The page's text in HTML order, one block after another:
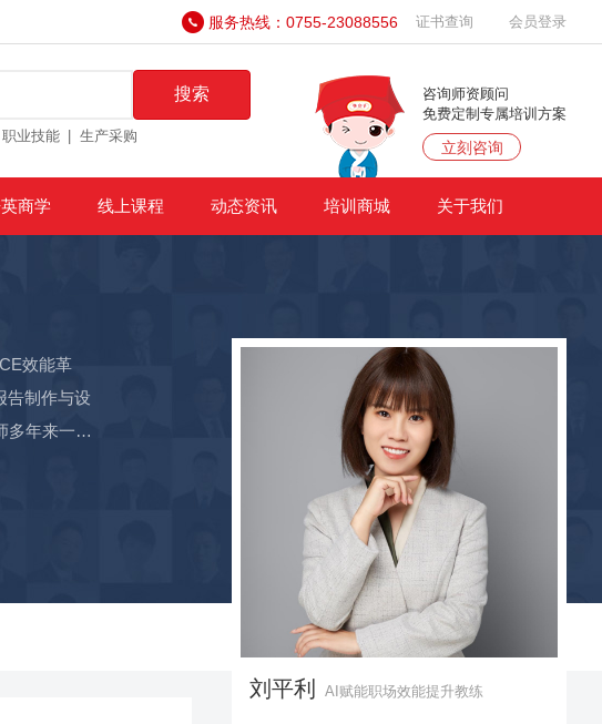
服务热线：0755-23088556 证书查询 会员登录
搜索
职业技能 生产采购
咨询师资顾问
免费定制专属培训方案
立刻咨询
商学 线上课程 动态资讯 培训商城 关于我们
效能革
告制作与设
事业单
陕西、山
刘平利 AI赋能职场效能提升教练